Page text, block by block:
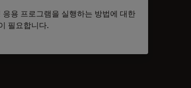
용 프로그램을 실행하는 방법에 대한
필요합니다.